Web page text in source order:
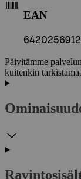
EAN
Päivitämme
kuitenkin